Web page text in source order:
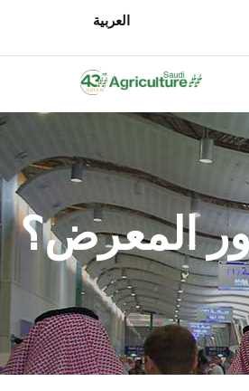
العربية
المعرض؟